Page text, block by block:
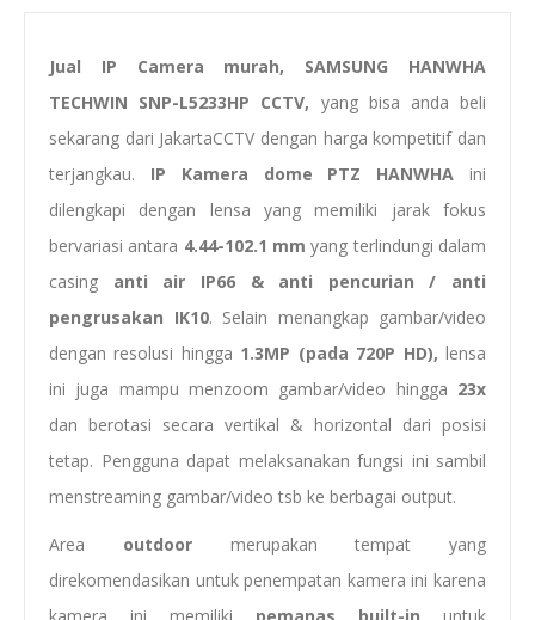
Jual IP Camera murah, SAMSUNG HANWHA
TECHWIN SNP-L5233HP CCTV, yang bisa anda beli
sekarang dari JakartaCCTV dengan harga kompetitif dan
terjangkau. IP Kamera dome PTZ HANWHA ini
dilengkapi dengan lensa yang memiliki jarak fokus
bervariasi antara 4.44-102.1 mmyang terlindungi dalam
casing anti air IP66 & anti pencurian / anti
pengrusakan IK10. Selain menangkap gambar/video
dengan resolusi hingga 1.3MP (pada 720P HD),lensa
ini juga mampu menzoom gambar/video hingga 23x
dan berotasi secara vertikal & horizontal dari posisi
tetap. Pengguna dapat melaksanakan fungsi ini sambil
menstreaming gambar/video tsb ke berbagai output.
Area outdoormerupakan tempat yang
direkomendasikan untuk penempatan kamera ini karena